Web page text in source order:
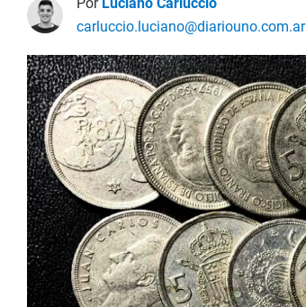
carluccio.luciano@diariouno.com.ar